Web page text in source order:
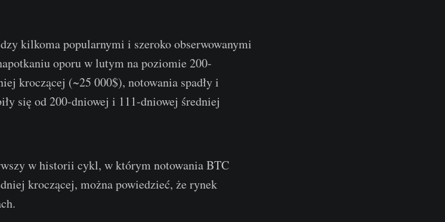
kilkoma popularnymi i szeroko obserwowanymi
oporu w lutym na poziomie 200-
kroczącej (~25 000$), notowania spadły i
się od 200-dniowej i 111-dniowej średniej
w historii cykl, w którym notowania BTC
kroczącej, można powiedzieć, że rynek